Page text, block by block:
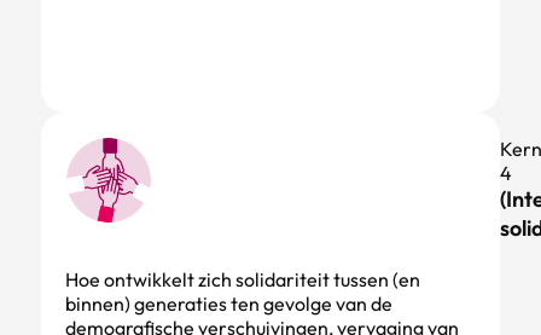
4
Hoe ontwikkelt zich solidariteit tussen (en
binnen) generaties ten gevolge van de
demografische verschuivingen, vervaging van